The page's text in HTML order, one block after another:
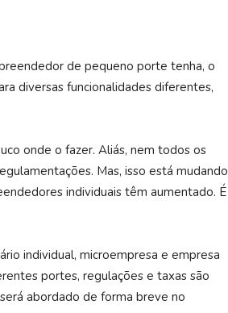
de pequeno porte tenha, o
diversas funcionalidades diferentes,
onde o fazer. Aliás, nem todos os
Mas, isso está mudando
individuais têm aumentado. É
individual, microempresa e empresa
portes, regulações e taxas são
abordado de forma breve no